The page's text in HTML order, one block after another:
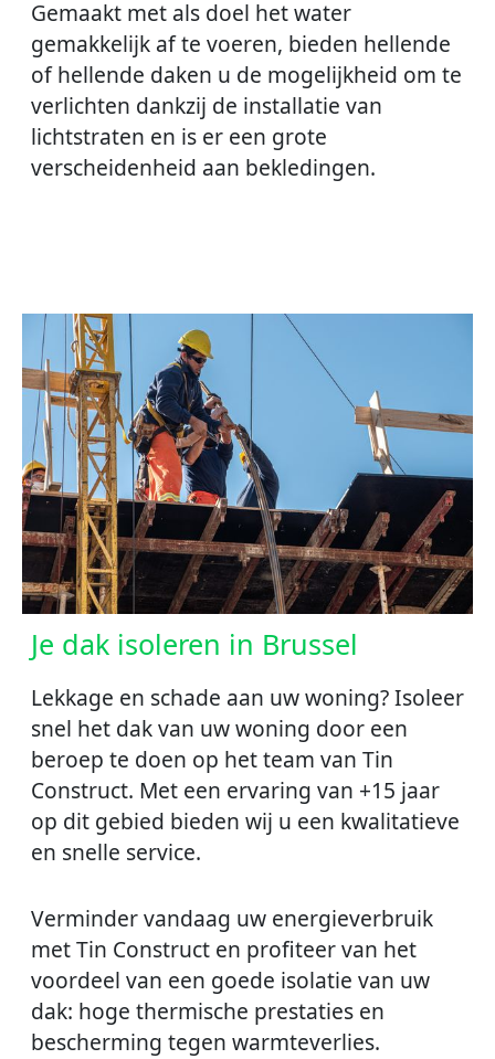
Gemaakt met als doel het water
gemakkelijk af te voeren, bieden hellende
of hellende daken u de mogelijkheid om te
verlichten dankzij de installatie van
lichtstraten en is er een grote
verscheidenheid aan bekledingen.
Je dak isoleren in Brussel
Lekkage en schade aan uw woning? Isoleer
snel het dak van uw woning door een
beroep te doen op het team van Tin
Construct. Met een ervaring van +15 jaar
op dit gebied bieden wij u een kwalitatieve
en snelle service.
Verminder vandaag uw energieverbruik
met Tin Construct en profiteer van het
voordeel van een goede isolatie van uw
dak: hoge thermische prestaties en
bescherming tegen warmteverlies.